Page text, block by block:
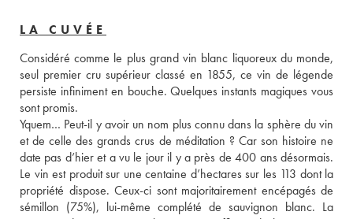
LA CUVÉE
Considéré comme le plus grand vin blanc liquoreux du monde,
seul premier cru supérieur classé en 1855, ce vin de légende
persiste infiniment en bouche. Quelques instants magiques vous
sont promis.
Yquem… Peut-il y avoir un nom plus connu dans la sphère du vin
et de celle des grands crus de méditation ? Car son histoire ne
date pas d’hier et a vu le jour il y a près de 400 ans désormais.
Le vin est produit sur une centaine d’hectares sur les 113 dont la
propriété dispose. Ceux-ci sont majoritairement encépagés de
sémillon (75%), lui-même complété de sauvignon blanc. La